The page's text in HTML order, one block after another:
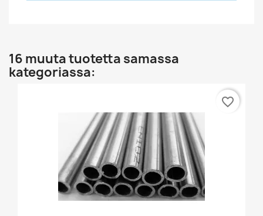
16 muuta tuotetta samassa
kategoriassa:
favorite_border